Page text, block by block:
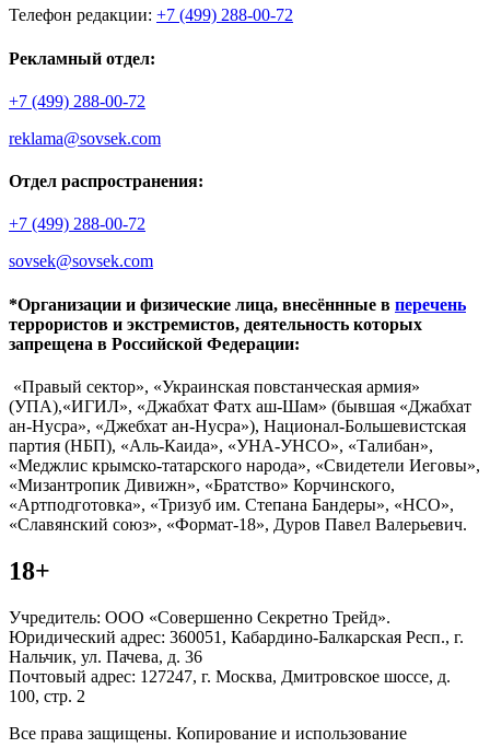
Телефон редакции: +7 (499) 288-00-72
Рекламный отдел:
+7 (499) 288-00-72
reklama@sovsek.com
Отдел распространения:
+7 (499) 288-00-72
sovsek@sovsek.com
*Организации и физические лица, внесённные в перечень
террористов и экстремистов, деятельность которых
запрещена в Российской Федерации:
«Правый сектор», «Украинская повстанческая армия»
(УПА),«ИГИЛ», «Джабхат Фатх аш-Шам» (бывшая «Джабхат
ан-Нусра», «Джебхат ан-Нусра»), Национал-Большевистская
партия (НБП), «Аль-Каида», «УНА-УНСО», «Талибан»,
«Меджлис крымско-татарского народа», «Свидетели Иеговы»,
«Мизантропик Дивижн», «Братство» Корчинского,
«Артподготовка», «Тризуб им. Степана Бандеры», «НСО»,
«Славянский союз», «Формат-18», Дуров Павел Валерьевич.
18+
Учредитель: ООО «Совершенно Секретно Трейд».
Юридический адрес: 360051, Кабардино-Балкарская Респ., г.
Нальчик, ул. Пачева, д. 36
Почтовый адрес: 127247, г. Москва, Дмитровское шоссе, д.
100, стр. 2
Все права защищены. Копирование и использование